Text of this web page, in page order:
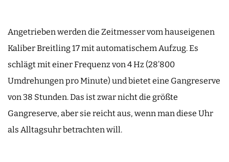
Angetrieben werden die Zeitmesser vom hauseigenen
Kaliber Breitling 17 mit automatischem Aufzug. Es
schlägt mit einer Frequenz von 4 Hz (28’800
Umdrehungen pro Minute) und bietet eine Gangreserve
von 38 Stunden. Das ist zwar nicht die größte
Gangreserve, aber sie reicht aus, wenn man diese Uhr
als Alltagsuhr betrachten will.